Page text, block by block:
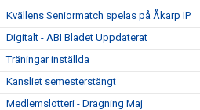
Kvällens Seniormatch spelas på Åkarp IP
Digitalt - ABI Bladet Uppdaterat
Träningar inställda
Kansliet semesterstängt
Medlemslotteri - Dragning Maj